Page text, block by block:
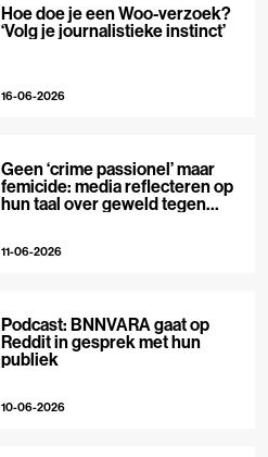
Hoe doe je een Woo-verzoek?
‘Volg je journalistieke instinct’
16-06-2026
Geen ‘crime passionel’ maar
femicide: media reflecteren op
hun taal over geweld tegen
11-06-2026
Podcast: BNNVARA gaat op
Reddit in gesprek met hun
publiek
10-06-2026